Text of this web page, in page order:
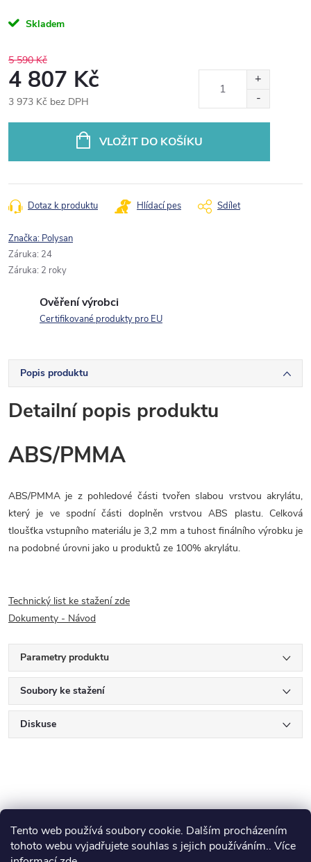
Tento web používá soubory cookie. Dalším procházením
tohoto webu vyjadřujete souhlas s jejich používáním.. Více
Skladem
5 590 Kč
4 807 Kč
3 973 Kč bez DPH
VLOŽIT DO KOŠÍKU
Dotaz k produktu Hlídací pes Sdílet
Značka: Polysan
Záruka: 24
Záruka: 2 roky
Ověření výrobci
Certifikované produkty pro EU
Popis produktu
Detailní popis produktu
ABS/PMMA
ABS/PMMA je z pohledové části tvořen slabou vrstvou akrylátu,
který je ve spodní části doplněn vrstvou ABS plastu. Celková
tloušťka vstupního materiálu je 3,2 mm a tuhost finálního výrobku je
na podobné úrovni jako u produktů ze 100% akrylátu.
Technický list ke stažení zde
Dokumenty - Návod
Parametry produktu
Soubory ke stažení
Diskuse
Z koupelny-sanita.cz kupelne-online.sk